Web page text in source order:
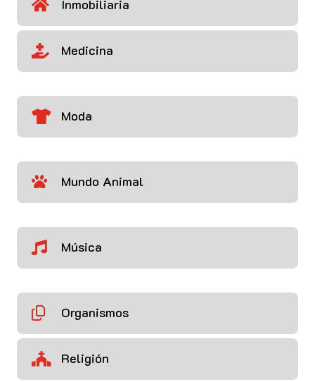
 Inmobiliaria
 Medicina
 Moda
 Mundo Animal
 Música
 Organismos
 Religión